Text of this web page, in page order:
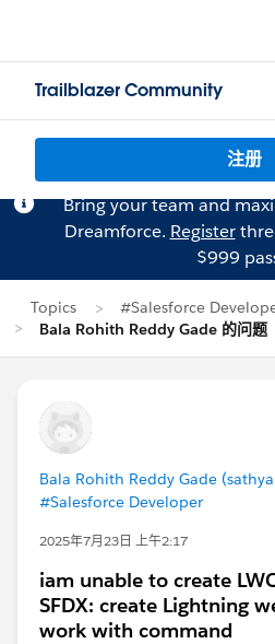
Trailblazer Community
注册
Bring your team and
Dreamforce. Register
$999
Topics
#Salesforce
Bala Rohith Reddy Gade 的问题
Bala Rohith Reddy Gade
#Salesforce Developer
2025年7月23日 上午2:17
iam unable to create
SFDX: create Lightning
work with command